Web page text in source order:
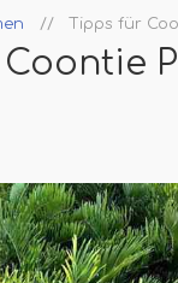
Tipps für